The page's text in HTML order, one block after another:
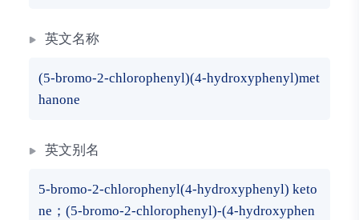
英文名称
(5-bromo-2-chlorophenyl)(4-hydroxyphenyl)met
hanone
英文别名
5-bromo-2-chlorophenyl(4-hydroxyphenyl) keto
ne；(5-bromo-2-chlorophenyl)-(4-hydroxyphen